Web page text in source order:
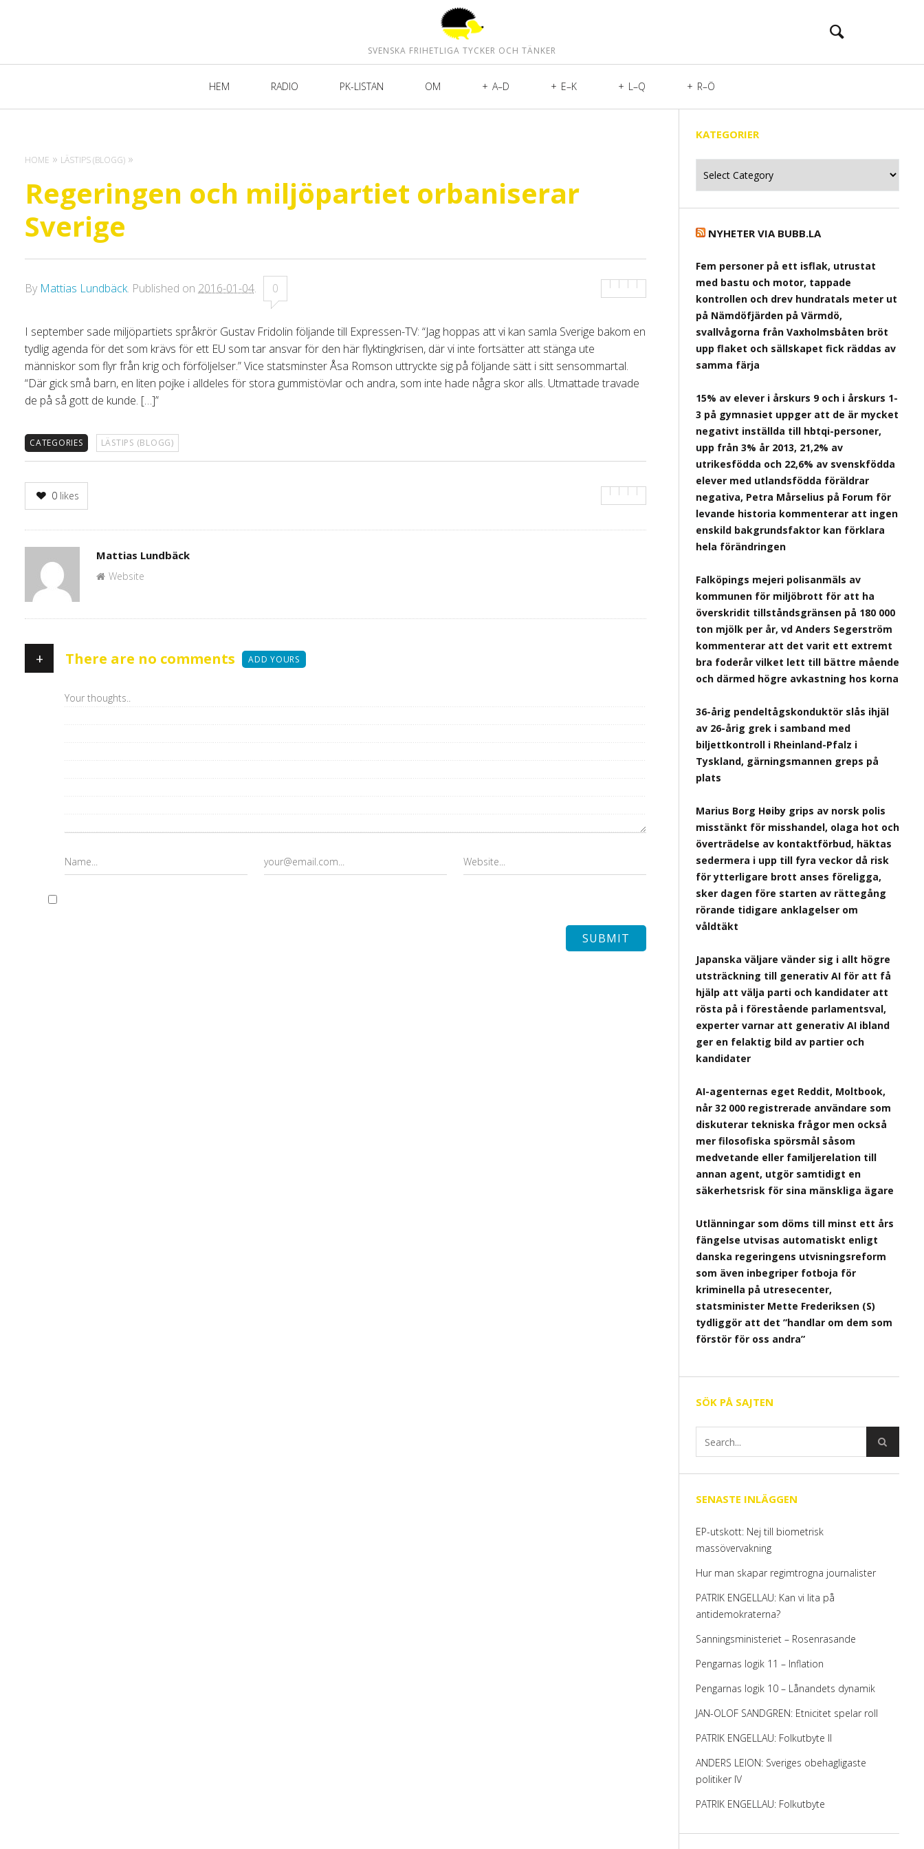
SVENSKA FRIHETLIGA TYCKER OCH TÄNKER
HEM RADIO PK-LISTAN OM A–D E–K L–Q R–Ö
HOME LÄSTIPS (BLOGG)
Regeringen och miljöpartiet orbaniserar
Sverige
By Mattias Lundbäck. Published on 2016-01-04. 0
I september sade miljöpartiets språkrör Gustav Fridolin följande till Expressen-TV: “Jag hoppas att vi kan samla Sverige bakom en
tydlig agenda för det som krävs för ett EU som tar ansvar för den här flyktingkrisen, där vi inte fortsätter att stänga ute
människor som flyr från krig och förföljelser.” Vice statsminster Åsa Romson uttryckte sig på följande sätt i sitt sensommartal.
“Där gick små barn, en liten pojke i alldeles för stora gummistövlar och andra, som inte hade några skor alls. Utmattade travade
de på så gott de kunde. […]”
CATEGORIES LÄSTIPS (BLOGG)
0 likes
Author
Mattias Lundbäck
Website
+ There are no comments ADD YOURS
KATEGORIER
NYHETER VIA BUBB.LA
Fem personer på ett isflak, utrustat
med bastu och motor, tappade
kontrollen och drev hundratals meter ut
på Nämdöfjärden på Värmdö,
svallvågorna från Vaxholmsbåten bröt
upp flaket och sällskapet fick räddas av
samma färja
15% av elever i årskurs 9 och i årskurs 1-
3 på gymnasiet uppger att de är mycket
negativt inställda till hbtqi-personer,
upp från 3% år 2013, 21,2% av
utrikesfödda och 22,6% av svenskfödda
elever med utlandsfödda föräldrar
negativa, Petra Mårselius på Forum för
levande historia kommenterar att ingen
enskild bakgrundsfaktor kan förklara
hela förändringen
Falköpings mejeri polisanmäls av
kommunen för miljöbrott för att ha
överskridit tillståndsgränsen på 180 000
ton mjölk per år, vd Anders Segerström
kommenterar att det varit ett extremt
bra foderår vilket lett till bättre mående
och därmed högre avkastning hos korna
36-årig pendeltågskonduktör slås ihjäl
av 26-årig grek i samband med
biljettkontroll i Rheinland-Pfalz i
Tyskland, gärningsmannen greps på
plats
Marius Borg Høiby grips av norsk polis
misstänkt för misshandel, olaga hot och
överträdelse av kontaktförbud, häktas
sedermera i upp till fyra veckor då risk
för ytterligare brott anses föreligga,
sker dagen före starten av rättegång
rörande tidigare anklagelser om
våldtäkt
Japanska väljare vänder sig i allt högre
utsträckning till generativ AI för att få
hjälp att välja parti och kandidater att
rösta på i förestående parlamentsval,
experter varnar att generativ AI ibland
ger en felaktig bild av partier och
kandidater
AI-agenternas eget Reddit, Moltbook,
når 32 000 registrerade användare som
diskuterar tekniska frågor men också
mer filosofiska spörsmål såsom
medvetande eller familjerelation till
annan agent, utgör samtidigt en
säkerhetsrisk för sina mänskliga ägare
Utlänningar som döms till minst ett års
fängelse utvisas automatiskt enligt
danska regeringens utvisningsreform
som även inbegriper fotboja för
kriminella på utresecenter,
statsminister Mette Frederiksen (S)
tydliggör att det ”handlar om dem som
förstör för oss andra”
SÖK PÅ SAJTEN
SENASTE INLÄGGEN
EP-utskott: Nej till biometrisk
massövervakning
Hur man skapar regimtrogna journalister
PATRIK ENGELLAU: Kan vi lita på
antidemokraterna?
Sanningsministeriet – Rosenrasande
Pengarnas logik 11 – Inflation
Pengarnas logik 10 – Lånandets dynamik
JAN-OLOF SANDGREN: Etnicitet spelar roll
PATRIK ENGELLAU: Folkutbyte II
ANDERS LEION: Sveriges obehagligaste
politiker IV
PATRIK ENGELLAU: Folkutbyte